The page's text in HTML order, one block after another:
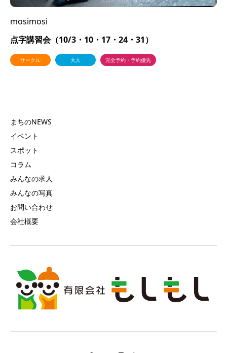
mosimosi
点字講習会（10/3・10・17・24・31）
サークル 大人 完全予約・予約優先
まちのNEWS
イベント
スポット
コラム
みんなの求人
みんなの写真
お問い合わせ
会社概要